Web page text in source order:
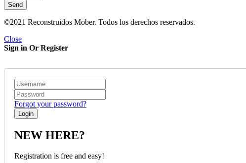
Send
©2021 Reconstruidos Mober. Todos los derechos reservados.
Close
Sign in Or Register
Forgot your password?
NEW HERE?
Registration is free and easy!